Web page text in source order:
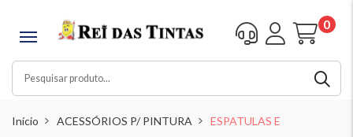
0
Início ACESSÓRIOS P/ PINTURA
ESPATULAS E